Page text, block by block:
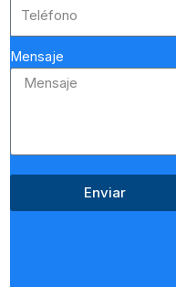
Mensaje
Enviar